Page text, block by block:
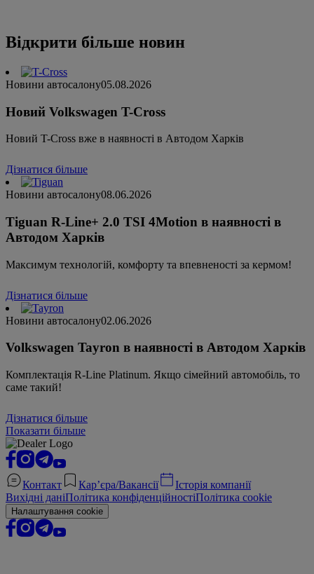
Відкрити більше новин
Новини автосалону05.08.2026
Новий Volkswagen T-Cross
Новий T-Cross вже в наявності в Автодом Харків
Дізнатися більше
Новини автосалону08.06.2026
Tiguan R-Line+ 2.0 TSI 4Motion в наявності в
Автодом Харків
Максимум технологій, комфорту та впевненості за кермом!
Дізнатися більше
Новини автосалону02.06.2026
Volkswagen Tayron в наявності в Автодом Харків
Комплектація R-Line Platinum. Якщо сімейний автомобіль, то
саме такий!
Дізнатися більше
Показати більше
Контакт Кар’єра/Вакансії
Історія компанії
Вихідні даніПолітика конфіденційностіПолітика cookie
Налаштування cookie